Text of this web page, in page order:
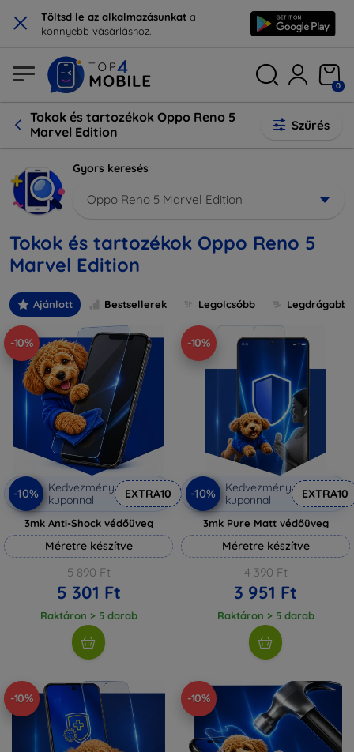
× Töltsd le az alkalmazásunkat a
könnyebb vásárláshoz.
0
Tokok és tartozékok Oppo Reno 5
Marvel Edition
Szűrés
Gyors keresés
Oppo Reno 5 Marvel Edition
Tokok és tartozékok Oppo Reno 5
Marvel Edition
Ajánlott Bestsellerek Legolcsóbb Legdrágabb
-10%
-10%
Kedvezmény
kuponnal
EXTRA10
3mk Anti-Shock védőüveg
Méretre készítve
5 890 Ft
5 301 Ft
Raktáron > 5 darab
-10%
-10%
Kedvezmény
kuponnal
EXTRA10
3mk Pure Matt védőüveg
Méretre készítve
4 390 Ft
3 951 Ft
Raktáron > 5 darab
-10% -10%